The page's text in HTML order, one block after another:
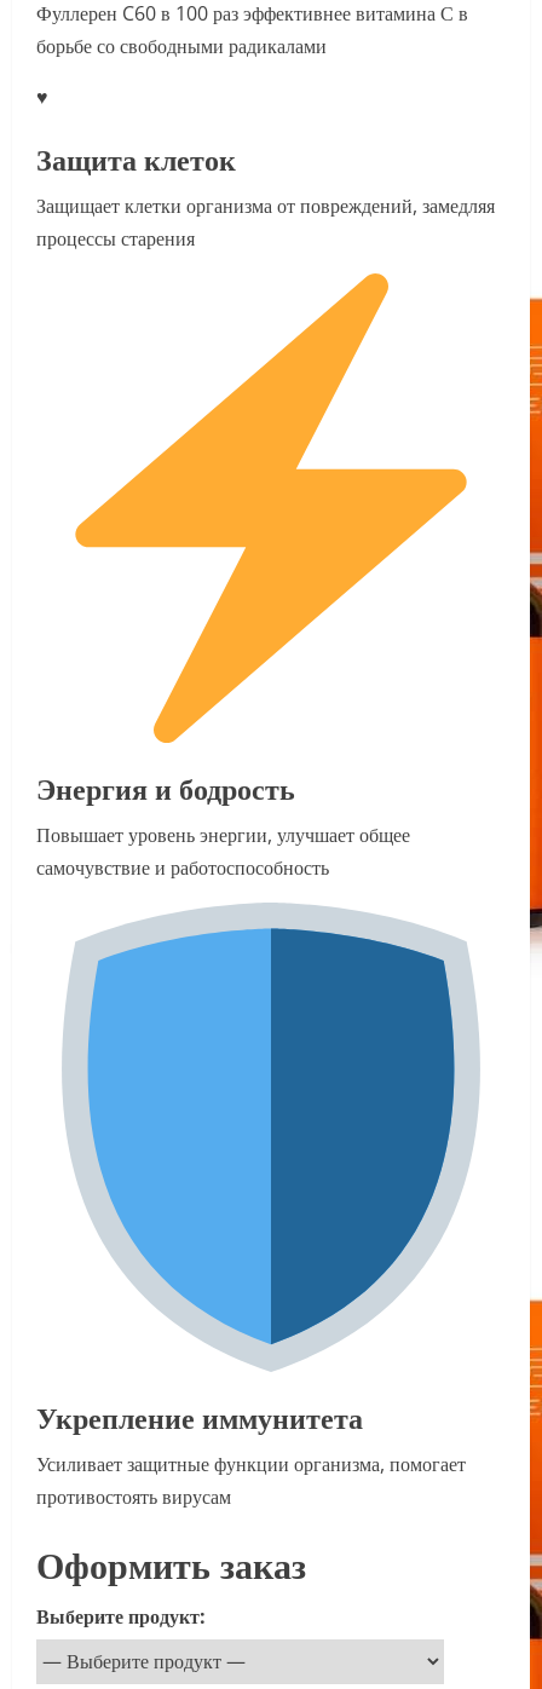
Фуллерен C60 в 100 раз эффективнее витамина С в
борьбе со свободными радикалами
♥
Защита клеток
Защищает клетки организма от повреждений, замедляя
процессы старения
Энергия и бодрость
Повышает уровень энергии, улучшает общее
самочувствие и работоспособность
Укрепление иммунитета
Усиливает защитные функции организма, помогает
противостоять вирусам
Оформить заказ
Выберите продукт: